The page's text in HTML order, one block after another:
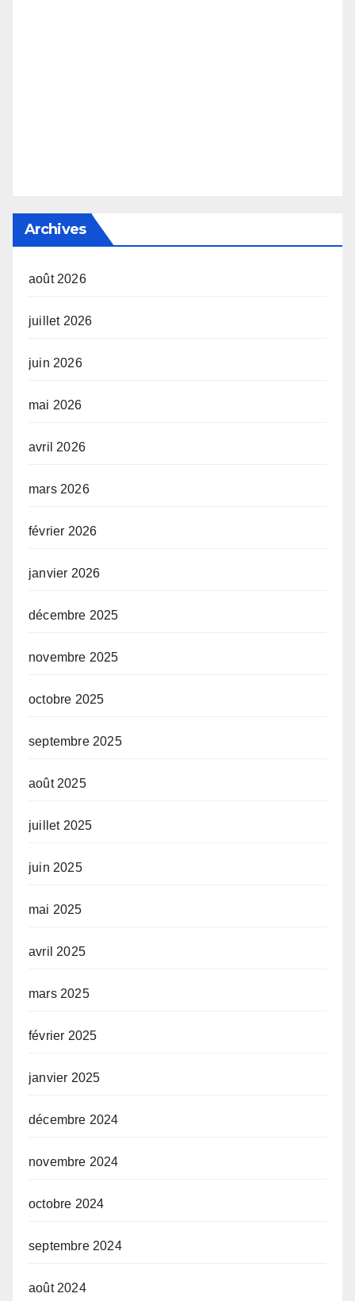
Archives
août 2026
juillet 2026
juin 2026
mai 2026
avril 2026
mars 2026
février 2026
janvier 2026
décembre 2025
novembre 2025
octobre 2025
septembre 2025
août 2025
juillet 2025
juin 2025
mai 2025
avril 2025
mars 2025
février 2025
janvier 2025
décembre 2024
novembre 2024
octobre 2024
septembre 2024
août 2024